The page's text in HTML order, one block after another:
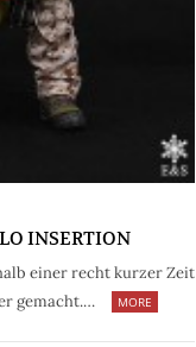
INSERTION
einer recht kurzer Zeit
gemacht.…
MORE